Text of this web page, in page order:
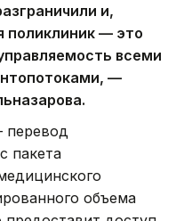
и,
поликлиник — это
всеми
—
перевод
пакета
объема